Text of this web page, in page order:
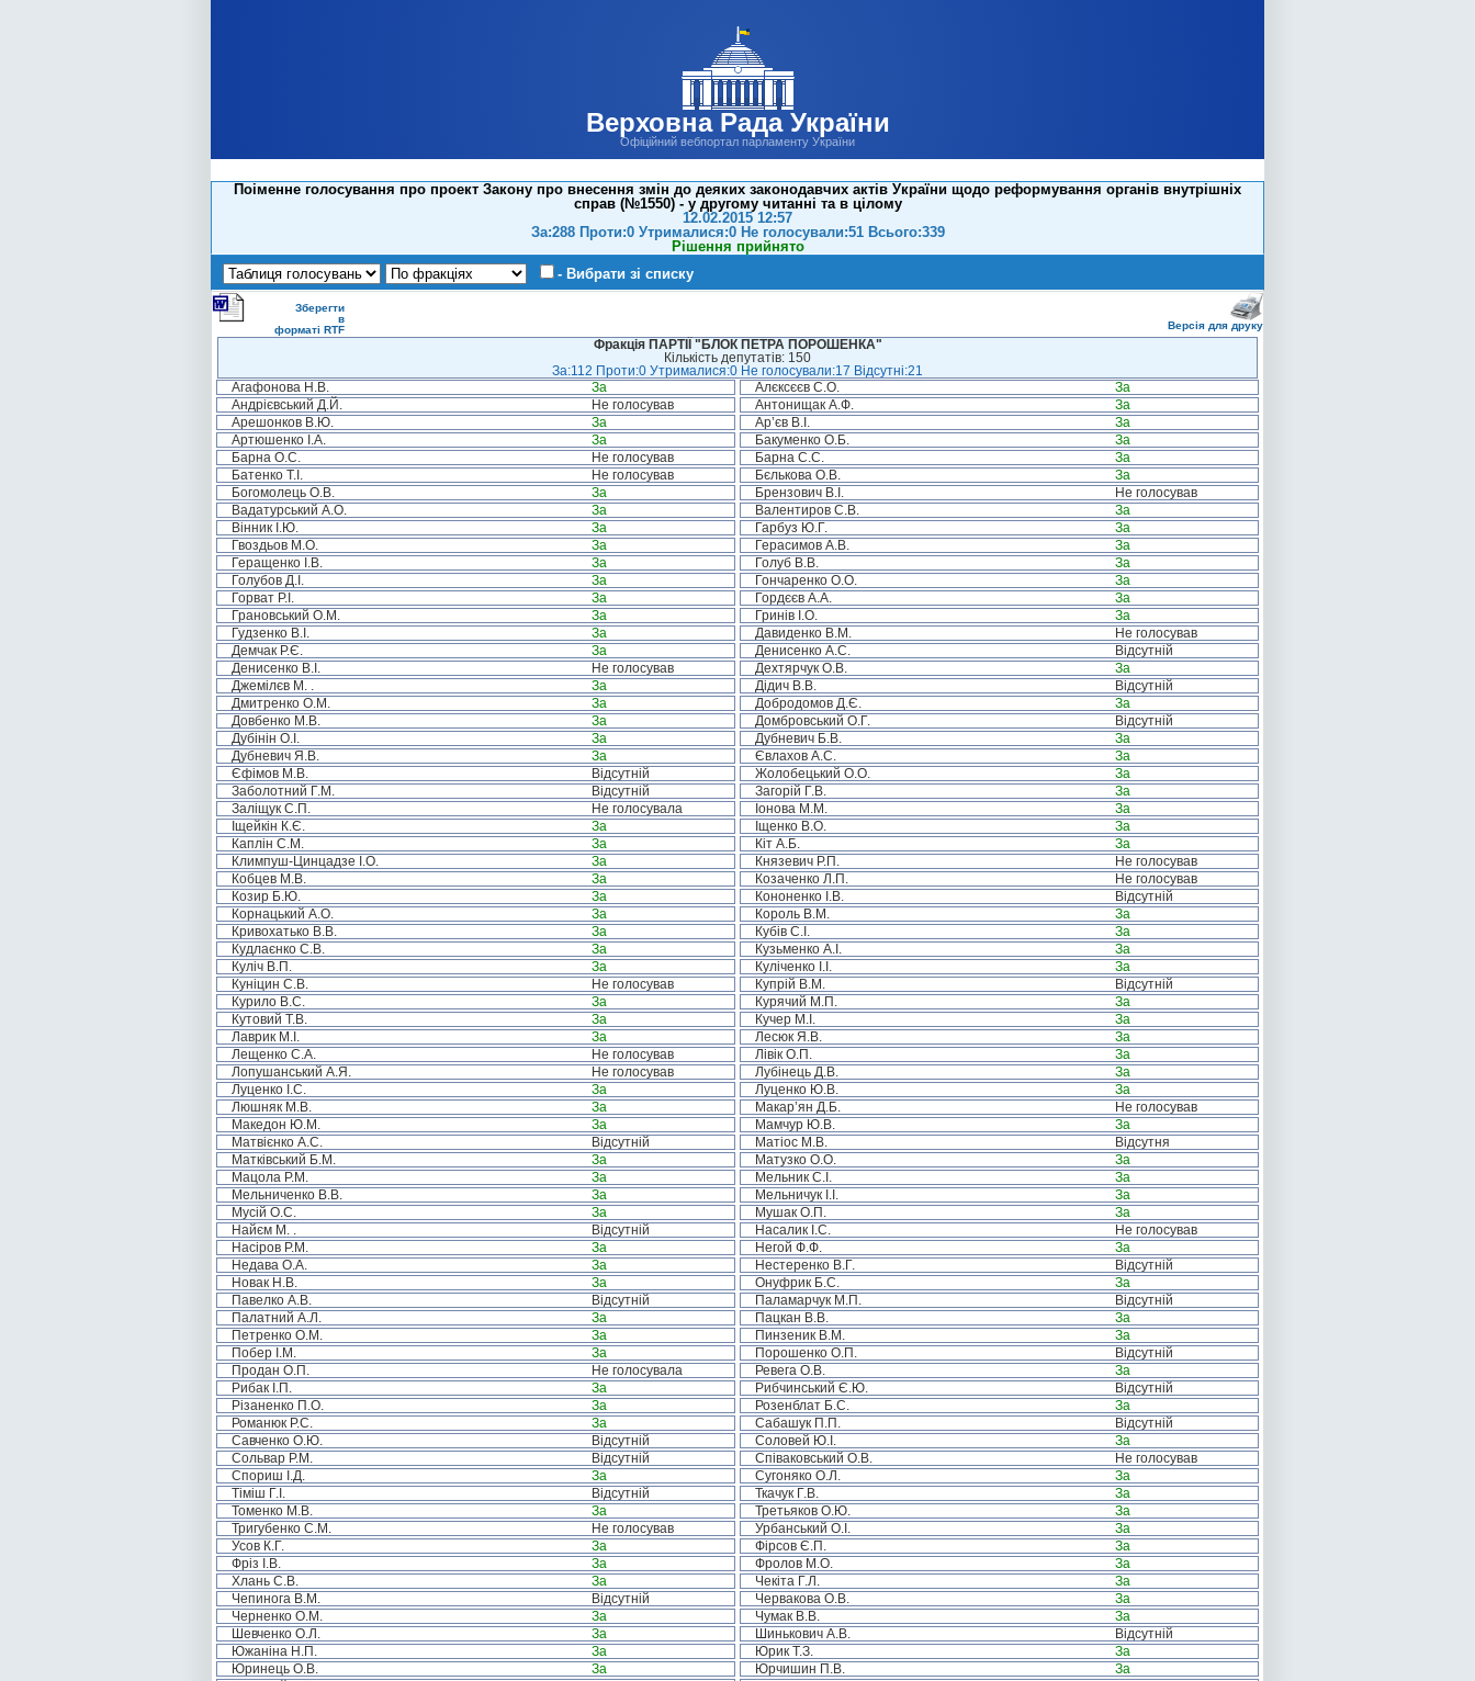
Верховна Рада України
Офіційний вебпортал парламенту України
Поіменне голосування про проект Закону про внесення змін до деяких законодавчих актів України щодо реформування органів внутрішніх
справ (№1550) - у другому читанні та в цілому
12.02.2015 12:57
За:288 Проти:0 Утрималися:0 Не голосували:51 Всього:339
Рішення прийнято
- Вибрати зі списку
Зберегти
в
форматі RTF
Версія для друку
Фракція ПАРТІЇ "БЛОК ПЕТРА ПОРОШЕНКА"
Кількість депутатів: 150
За:112 Проти:0 Утрималися:0 Не голосували:17 Відсутні:21
Агафонова Н.В.
За Алєксєєв С.О.
За
Андрієвський Д.Й.
Не голосував Антонищак А.Ф.
За
Арешонков В.Ю.
За Ар’єв В.І.
За
Артюшенко І.А.
За Бакуменко О.Б.
За
Барна О.С.
Не голосував Барна С.С.
За
Батенко Т.І.
Не голосував Бєлькова О.В.
За
Богомолець О.В.
За Брензович В.І.
Не голосував
Вадатурський А.О.
За Валентиров С.В.
За
Вінник І.Ю.
За Гарбуз Ю.Г.
За
Гвоздьов М.О.
За Герасимов А.В.
За
Геращенко І.В.
За Голуб В.В.
За
Голубов Д.І.
За Гончаренко О.О.
За
Горват Р.І.
За Гордєєв А.А.
За
Грановський О.М.
За Гринів І.О.
За
Гудзенко В.І.
За Давиденко В.М.
Не голосував
Демчак Р.Є.
За Денисенко А.С.
Відсутній
Денисенко В.І.
Не голосував Дехтярчук О.В.
За
Джемілєв М. .
За Дідич В.В.
Відсутній
Дмитренко О.М.
За Добродомов Д.Є.
За
Довбенко М.В.
За Домбровський О.Г.
Відсутній
Дубінін О.І.
За Дубневич Б.В.
За
Дубневич Я.В.
За Євлахов А.С.
За
Єфімов М.В.
Відсутній Жолобецький О.О.
За
Заболотний Г.М.
Відсутній Загорій Г.В.
За
Заліщук С.П.
Не голосувала Іонова М.М.
За
Іщейкін К.Є.
За Іщенко В.О.
За
Каплін С.М.
За Кіт А.Б.
За
Климпуш-Цинцадзе І.О.
За Князевич Р.П.
Не голосував
Кобцев М.В.
За Козаченко Л.П.
Не голосував
Козир Б.Ю.
За Кононенко І.В.
Відсутній
Корнацький А.О.
За Король В.М.
За
Кривохатько В.В.
За Кубів С.І.
За
Кудлаєнко С.В.
За Кузьменко А.І.
За
Куліч В.П.
За Куліченко І.І.
За
Куніцин С.В.
Не голосував Купрій В.М.
Відсутній
Курило В.С.
За Курячий М.П.
За
Кутовий Т.В.
За Кучер М.І.
За
Лаврик М.І.
За Лесюк Я.В.
За
Лещенко С.А.
Не голосував Лівік О.П.
За
Лопушанський А.Я.
Не голосував Лубінець Д.В.
За
Луценко І.С.
За Луценко Ю.В.
За
Люшняк М.В.
За Макар’ян Д.Б.
Не голосував
Македон Ю.М.
За Мамчур Ю.В.
За
Матвієнко А.С.
Відсутній Матіос М.В.
Відсутня
Матківський Б.М.
За Матузко О.О.
За
Мацола Р.М.
За Мельник С.І.
За
Мельниченко В.В.
За Мельничук І.І.
За
Мусій О.С.
За Мушак О.П.
За
Найєм М. .
Відсутній Насалик І.С.
Не голосував
Насіров Р.М.
За Негой Ф.Ф.
За
Недава О.А.
За Нестеренко В.Г.
Відсутній
Новак Н.В.
За Онуфрик Б.С.
За
Павелко А.В.
Відсутній Паламарчук М.П.
Відсутній
Палатний А.Л.
За Пацкан В.В.
За
Петренко О.М.
За Пинзеник В.М.
За
Побер І.М.
За Порошенко О.П.
Відсутній
Продан О.П.
Не голосувала Ревега О.В.
За
Рибак І.П.
За Рибчинський Є.Ю.
Відсутній
Різаненко П.О.
За Розенблат Б.С.
За
Романюк Р.С.
За Сабашук П.П.
Відсутній
Савченко О.Ю.
Відсутній Соловей Ю.І.
За
Сольвар Р.М.
Відсутній Співаковський О.В.
Не голосував
Спориш І.Д.
За Сугоняко О.Л.
За
Тіміш Г.І.
Відсутній Ткачук Г.В.
За
Томенко М.В.
За Третьяков О.Ю.
За
Тригубенко С.М.
Не голосував Урбанський О.І.
За
Усов К.Г.
За Фірсов Є.П.
За
Фріз І.В.
За Фролов М.О.
За
Хлань С.В.
За Чекіта Г.Л.
За
Чепинога В.М.
Відсутній Червакова О.В.
За
Черненко О.М.
За Чумак В.В.
За
Шевченко О.Л.
За Шинькович А.В.
Відсутній
Южаніна Н.П.
За Юрик Т.З.
За
Юринець О.В.
За Юрчишин П.В.
За